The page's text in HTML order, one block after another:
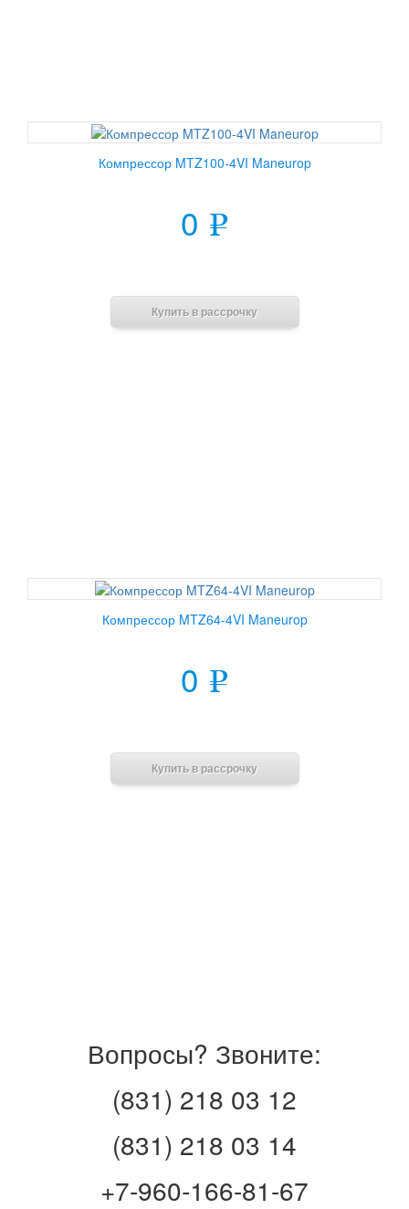
Компрессор MTZ100-4VI Maneurop
0 e
Купить в рассрочку
Компрессор MTZ64-4VI Maneurop
0 e
Купить в рассрочку
Вопросы? Звоните:
(831) 218 03 12
(831) 218 03 14
+7-960-166-81-67